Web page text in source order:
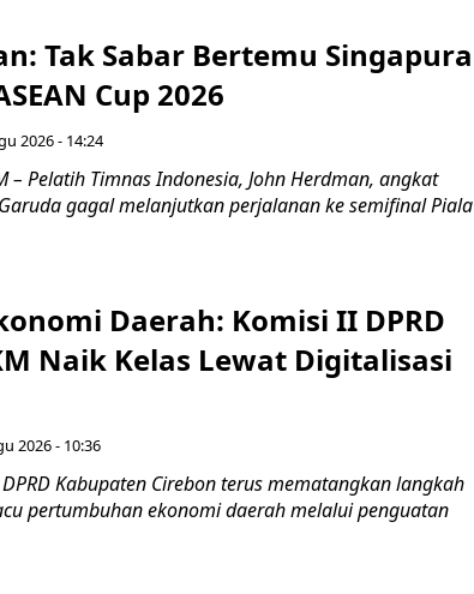
Tak Sabar Bertemu Singapura
Cup 2026
2026 - 14:24
– Pelatih Timnas Indonesia, John Herdman, angkat
gagal melanjutkan perjalanan ke semifinal Piala
Daerah: Komisi II DPRD
Naik Kelas Lewat Digitalisasi
2026 - 10:36
Kabupaten Cirebon terus mematangkan langkah
pertumbuhan ekonomi daerah melalui penguatan